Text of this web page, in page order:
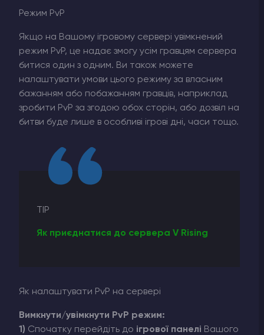
Режим PvP
Якщо на Вашому ігровому сервері увімкнений
режим PvP, це надає змогу усім гравцям сервера
битися один з одним. Ви також можете
налаштувати умови цього режиму за власним
бажанням або побажанням гравців, наприклад
зробити PvP за згодою обох сторін, або дозвіл на
битви буде лише в особливі ігрові дні, часи тощо.
TIP
Як приєднатися до сервера V Rising
Як налаштувати PvP на сервері
Вимкнути/увімкнути PvP режим:
1) Спочатку перейдіть до ігрової панелі Вашого